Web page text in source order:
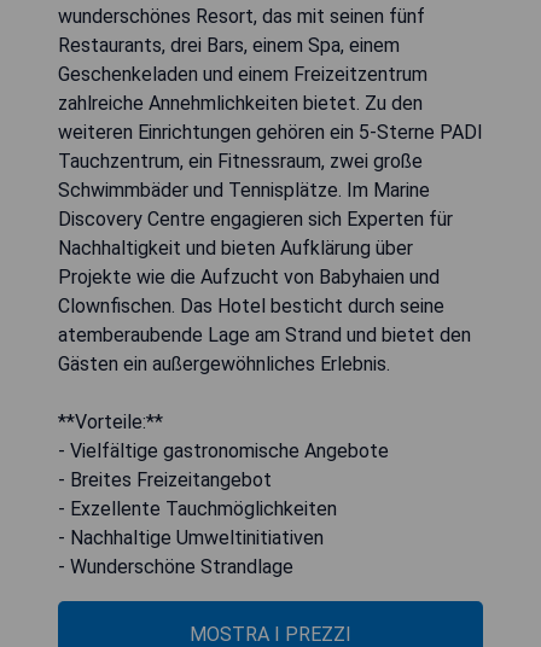
wunderschönes Resort, das mit seinen fünf
Restaurants, drei Bars, einem Spa, einem
Geschenkeladen und einem Freizeitzentrum
zahlreiche Annehmlichkeiten bietet. Zu den
weiteren Einrichtungen gehören ein 5-Sterne PADI
Tauchzentrum, ein Fitnessraum, zwei große
Schwimmbäder und Tennisplätze. Im Marine
Discovery Centre engagieren sich Experten für
Nachhaltigkeit und bieten Aufklärung über
Projekte wie die Aufzucht von Babyhaien und
Clownfischen. Das Hotel besticht durch seine
atemberaubende Lage am Strand und bietet den
Gästen ein außergewöhnliches Erlebnis.
**Vorteile:**
- Vielfältige gastronomische Angebote
- Breites Freizeitangebot
- Exzellente Tauchmöglichkeiten
- Nachhaltige Umweltinitiativen
- Wunderschöne Strandlage
MOSTRA I PREZZI